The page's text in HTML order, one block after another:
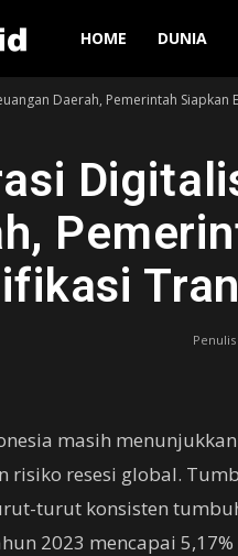
Manuver
HOME DUNIA
Daerah, Pemerintah
Penulis
masih
risiko resesi global.
turut konsisten
2023 mencapai